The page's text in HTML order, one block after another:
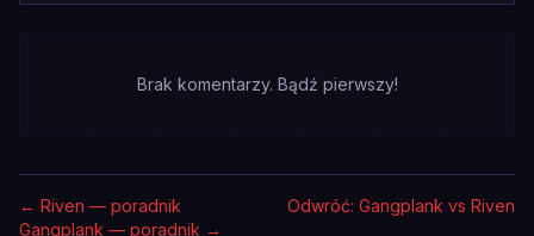
Brak komentarzy. Bądź pierwszy!
← Riven — poradnik
Odwróć: Gangplank vs Riven
Gangplank — poradnik →